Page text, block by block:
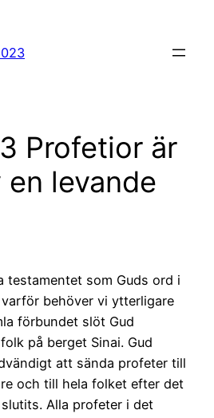
Profetior är
levande
testamentet som Guds ord i
behöver vi ytterligare
förbundet slöt Gud
på berget Sinai. Gud
att sända profeter till
och till hela folket efter det
Alla profeter i det